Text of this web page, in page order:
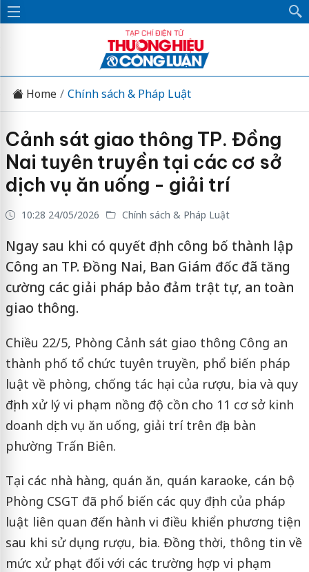
Home Chính sách & Pháp Luật
Cảnh sát giao thông TP. Đồng
Nai tuyên truyền tại các cơ sở
dịch vụ ăn uống - giải trí
10:28 24/05/2026 Chính sách & Pháp Luật
Ngay sau khi có quyết định công bố thành lập
Công an TP. Đồng Nai, Ban Giám đốc đã tăng
cường các giải pháp bảo đảm trật tự, an toàn
giao thông.
Chiều 22/5, Phòng Cảnh sát giao thông Công an
thành phố tổ chức tuyên truyền, phổ biến pháp
luật về phòng, chống tác hại của rượu, bia và quy
định xử lý vi phạm nồng độ cồn cho 11 cơ sở kinh
doanh dịch vụ ăn uống, giải trí trên địa bàn
phường Trấn Biên.
Tại các nhà hàng, quán ăn, quán karaoke, cán bộ
Phòng CSGT đã phổ biến các quy định của pháp
luật liên quan đến hành vi điều khiển phương tiện
sau khi sử dụng rượu, bia. Đồng thời, thông tin về
mức xử phạt đối với các trường hợp vi phạm